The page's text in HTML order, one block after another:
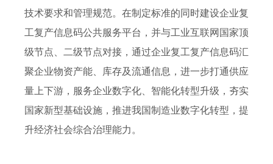
技术要求和管理规范。在制定标准的同时建设企业复
工复产信息码公共服务平台，并与工业互联网国家顶
级节点、二级节点对接，通过企业复工复产信息码汇
聚企业物资产能、库存及流通信息，进一步打通供应
量上下游，服务企业数字化、智能化转型升级，夯实
国家新型基础设施，推进我国制造业数字化转型，提
升经济社会综合治理能力。